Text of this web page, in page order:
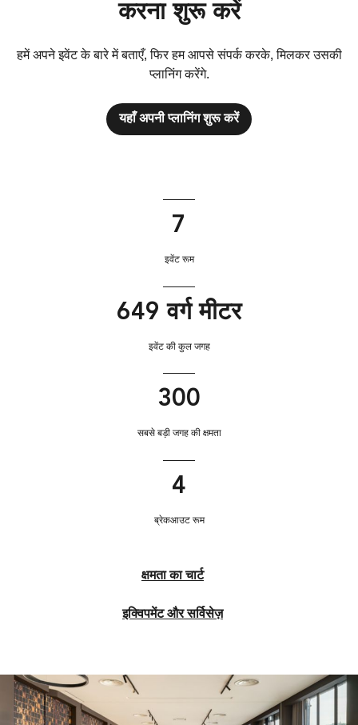
करना शुरू करें
हमें अपने इवेंट के बारे में बताएँ, फिर हम आपसे संपर्क करके, मिलकर उसकी
प्लानिंग करेंगे.
यहाँ अपनी प्लानिंग शुरू करें
7
इवेंट रूम
649 वर्ग मीटर
इवेंट की कुल जगह
300
सबसे बड़ी जगह की क्षमता
4
ब्रेकआउट रूम
क्षमता का चार्ट
इक्विपमेंट और सर्विसेज़